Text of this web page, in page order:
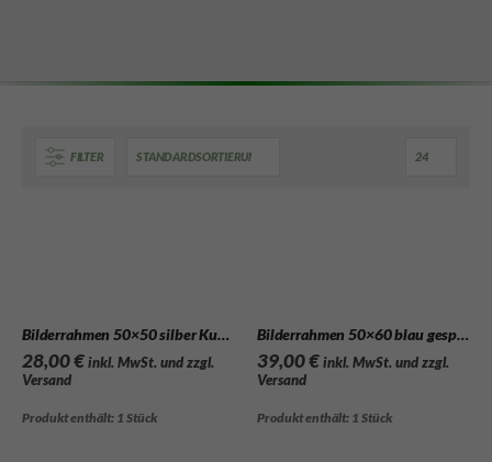
FILTER
Bilderrahmen 50×50 silber Kunststoff Puzzlerahmen
28,00€inkl. MwSt. und zzgl.
Versand
Produkt enthält: 1 Stück
Bilderrahmen 50×60 blau gesprenkelt Holz
39,00€inkl. MwSt. und zzgl.
Versand
Produkt enthält: 1 Stück